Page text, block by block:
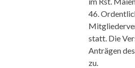
46.
statt. Die
Anträgen
zu.